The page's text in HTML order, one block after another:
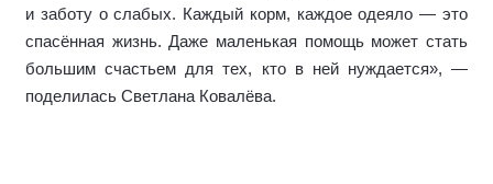
и заботу о слабых. Каждый корм, каждое одеяло — это
спасённая жизнь. Даже маленькая помощь может стать
большим счастьем для тех, кто в ней нуждается», —
поделилась Светлана Ковалёва.